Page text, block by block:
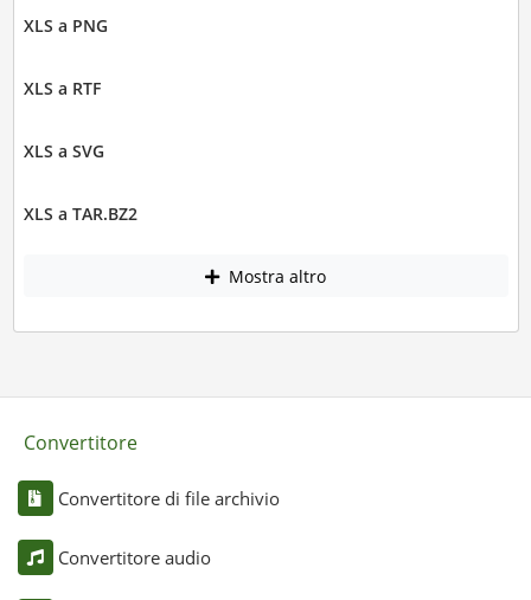
XLS a PNG
XLS a RTF
XLS a SVG
XLS a TAR.BZ2
Mostra altro
Convertitore
Convertitore di file archivio
Convertitore audio